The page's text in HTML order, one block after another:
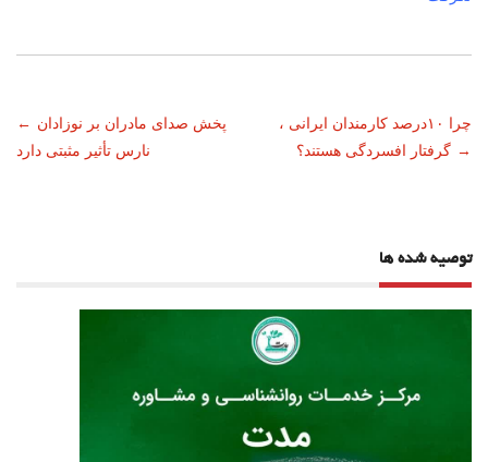
ناوبری
نوشته
← پخش صدای مادران بر نوزادان
نارس تأثیر مثبتی دارد
چرا ۱۰درصد کارمندان ایرانی ،
گرفتار افسردگی هستند؟ →
توصیه شده ها